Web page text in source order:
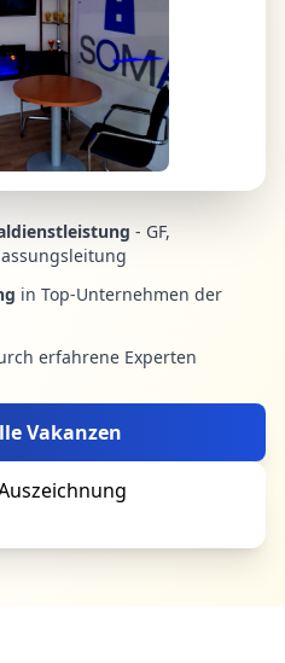
- GF,
in Top-Unternehmen der
erfahrene Experten
Vakanzen